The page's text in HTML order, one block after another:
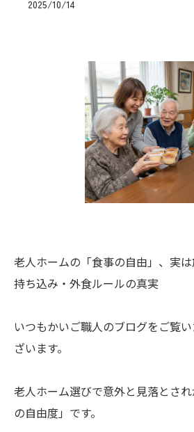
2025/10/14
老人ホームの「食事の自由」、実
持ち込み・外食ルールの真実
いつもかいご職人のブログをご覧
ざいます。
老人ホーム選びで意外と見落とさ
の自由度」です。